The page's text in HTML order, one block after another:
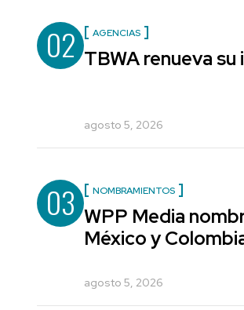
02 AGENCIAS
TBWA renueva
agosto 5, 2026
03 NOMBRAMIENTOS
WPP Media
México y
agosto 5, 2026